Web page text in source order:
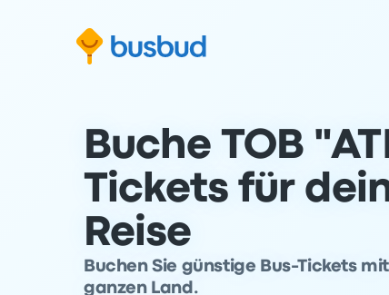
Buche ТОВ
Tickets für
Reise
Buchen Sie günstige Bus-Tickets
ganzen Land.